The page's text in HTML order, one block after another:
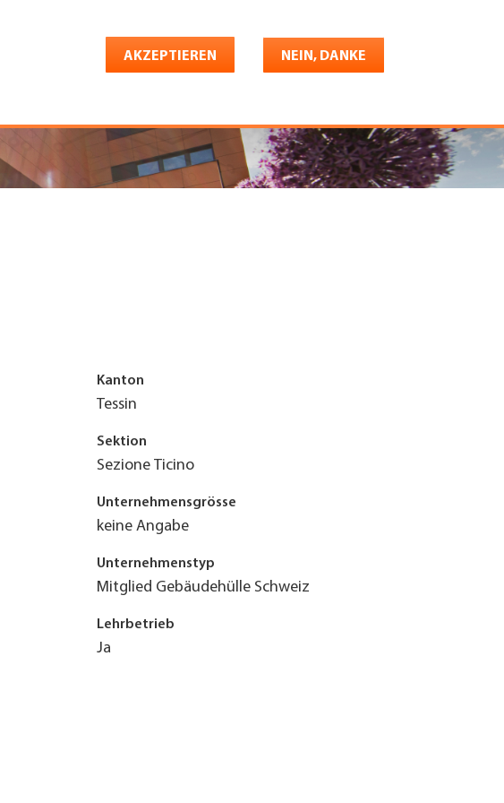
AKZEPTIEREN NEIN, DANKE
Jobs & Karriere Shop Konto Deutsch
Kanton
Tessin
Sektion
Sezione Ticino
Unternehmensgrösse
keine Angabe
Unternehmenstyp
Mitglied Gebäudehülle Schweiz
Lehrbetrieb
Ja